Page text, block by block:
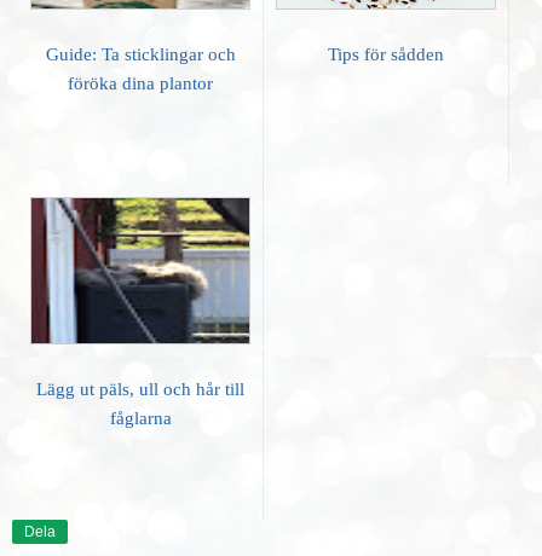
Guide: Ta sticklingar och
föröka dina plantor
Tips för sådden
Lägg ut päls, ull och hår till
fåglarna
Dela